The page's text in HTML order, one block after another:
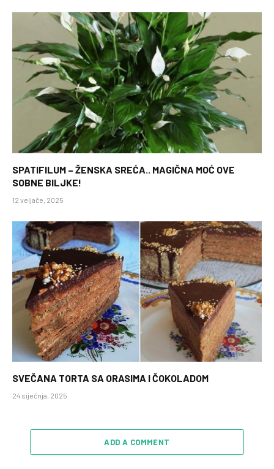
SPATIFILUM – ŽENSKA SREĆA.. MAGIČNA MOĆ OVE
SOBNE BILJKE!
12 veljače, 2025
SVEČANA TORTA SA ORASIMA I ČOKOLADOM
24 siječnja, 2025
ADD A COMMENT